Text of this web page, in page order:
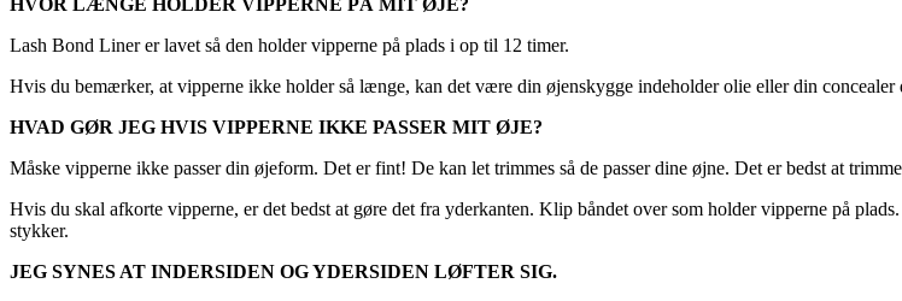
Lash Bond Liner er lavet så den holder vipperne på plads i op til 12 timer.
Hvis du bemærker, at vipperne ikke holder så længe, kan det være din øjenskygge indeholder olie eller din
HVAD GØR JEG HVIS VIPPERNE IKKE PASSER MIT ØJE?
Måske vipperne ikke passer din øjeform. Det er fint! De kan let trimmes så de passer dine øjne. Det er bedst at
Hvis du skal afkorte vipperne, er det bedst at gøre det fra yderkanten. Klip båndet over som holder vipperne på
stykker.
JEG SYNES AT INDERSIDEN OG YDERSIDEN LØFTER SIG.